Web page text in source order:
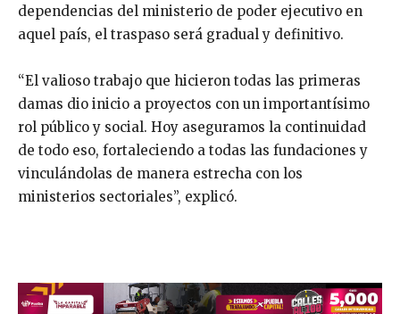
dependencias del ministerio de poder ejecutivo en
aquel país, el traspaso será gradual y definitivo.
“El valioso trabajo que hicieron todas las primeras
damas dio inicio a proyectos con un importantísimo
rol público y social. Hoy aseguramos la continuidad
de todo eso, fortaleciendo a todas las fundaciones y
vinculándolas de manera estrecha con los
ministerios sectoriales”, explicó.